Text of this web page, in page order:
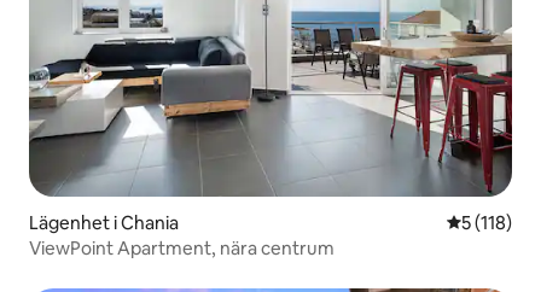
Lägenhet i Chania 5 av 5 i
5 (118)
ViewPoint Apartment, nära centrum